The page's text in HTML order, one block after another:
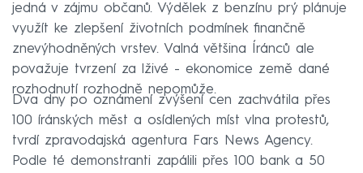
jedná v zájmu občanů. Výdělek z benzínu prý plánuje
využít ke zlepšení životních podmínek finančně
znevýhodněných vrstev. Valná většina Íránců ale
považuje tvrzení za lživé - ekonomice země dané
rozhodnutí rozhodně nepomůže.
Dva dny po oznámení zvýšení cen zachvátila přes
100 íránských měst a osídlených míst vlna protestů,
tvrdí zpravodajská agentura Fars News Agency.
Podle té demonstranti zapálili přes 100 bank a 50